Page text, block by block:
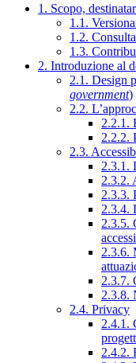
1. Scopo,
1.1.
1.2.
1.3.
2. Introduzione al
2.1. Design
government)
2.2.
2.2.1.
2.2.2.
2.3.
2.3.1.
2.3.2.
2.3.3.
2.3.4.
2.3.5.
2.3.6.
2.3.7.
2.3.8.
2.4. Privacy
2.4.1.
2.4.2.